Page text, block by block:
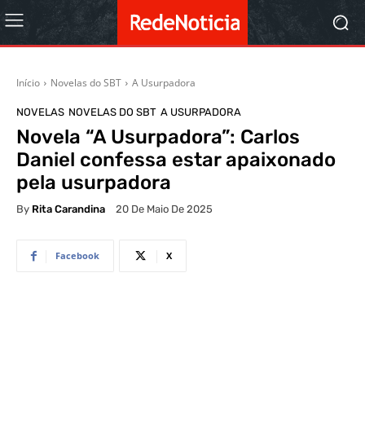
Início Novelas do SBT A Usurpadora
NOVELAS NOVELAS DO SBT A USURPADORA
Novela “A Usurpadora”: Carlos
Daniel confessa estar apaixonado
pela usurpadora
By Rita Carandina 20 De Maio De 2025
Facebook X